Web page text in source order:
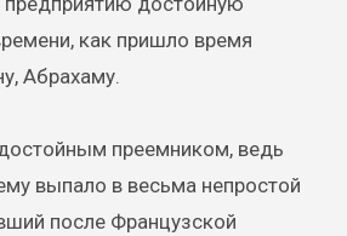
как пришло время
Абрахаму.
преемником, ведь
выпало в весьма непростой
после Французской